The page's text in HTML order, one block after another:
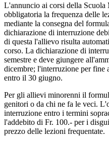
L'annuncio ai corsi della
obbligatoria la frequenza delle
mediante la consegna del
dichiarazione di interruzione
di questa l'allievo risulta
corso. La dichiarazione di
semestre e deve giungere
dicembre; l'interruzione per fine
entro il 30 giugno.
Per gli allievi minorenni il
genitori o da chi ne fa le veci.
interruzione entro i termini
l'addebito di Fr. 100.- per i
prezzo delle lezioni frequentate.